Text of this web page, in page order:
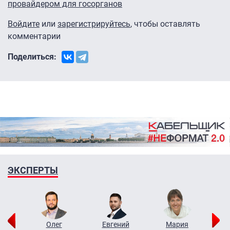
провайдером для госорганов
Войдите или зарегистрируйтесь, чтобы оставлять
комментарии
Поделиться:
ЭКСПЕРТЫ
Олег Евгений Мария